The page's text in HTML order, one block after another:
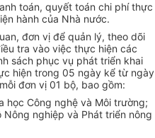
toán, quyết toán chi phí thực
hành của Nhà nước.
đơn vị để quản lý, theo dõi
tra vào việc thực hiện các
sách phục vụ phát triển khai
hiện trong 05 ngày kể từ ngày
đơn vị 01 bộ, bao gồm:
học Công nghệ và Môi trường;
nghiệp và Phát triển nông